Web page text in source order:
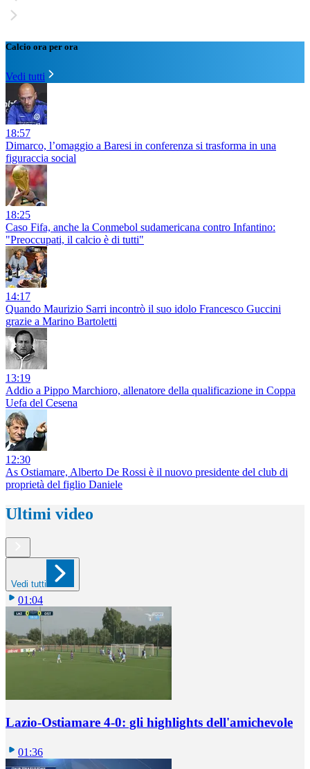
Calcio ora per ora
Vedi tutti
18:57
Dimarco, l’omaggio a Baresi in conferenza si trasforma in una
figuraccia social
18:25
Caso Fifa, anche la Conmebol sudamericana contro Infantino:
"Preoccupati, il calcio è di tutti"
14:17
Quando Maurizio Sarri incontrò il suo idolo Francesco Guccini
grazie a Marino Bartoletti
13:19
Addio a Pippo Marchioro, allenatore della qualificazione in Coppa
Uefa del Cesena
12:30
As Ostiamare, Alberto De Rossi è il nuovo presidente del club di
proprietà del figlio Daniele
Ultimi video
Vedi tutti
01:04
Lazio-Ostiamare 4-0: gli highlights dell'amichevole
01:36